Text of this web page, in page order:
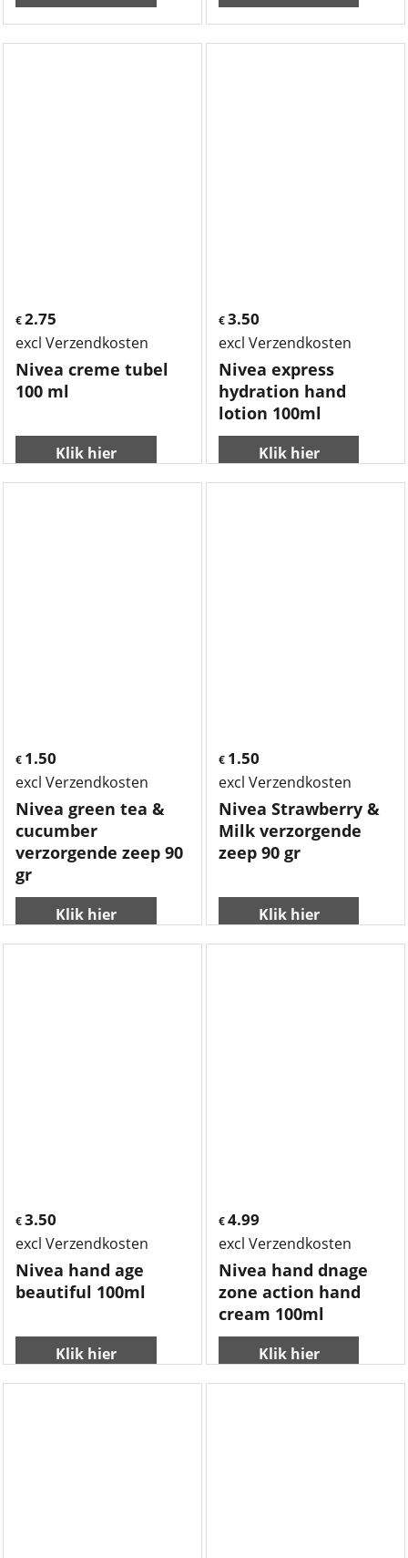
€ 2.75
excl Verzendkosten
Nivea creme tubel
100 ml
Klik hier
€3.50
excl Verzendkosten
Nivea express
hydration hand
lotion 100ml
Klik hier
€ 1.50
excl Verzendkosten
Nivea green tea &
cucumber
verzorgende zeep 90
gr
Klik hier
€ 1.50
excl Verzendkosten
Nivea Strawberry &
Milk verzorgende
zeep 90 gr
Klik hier
€ 3.50
excl Verzendkosten
Nivea hand age
beautiful 100ml
Klik hier
€4.99
excl Verzendkosten
Nivea hand dnage
zone action hand
cream 100ml
Klik hier